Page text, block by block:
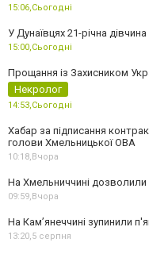
15:06,Сьогодні
У Дунаївцях 21-річна
15:00,Сьогодні
Прощання із Захисником
Некролог
14:53,Сьогодні
Хабар за підписання
голови Хмельницької ОВА
10:18,Вчора
На Хмельниччині
09:59,Вчора
На Камʼянеччині зупинили
13:20,5 серпня